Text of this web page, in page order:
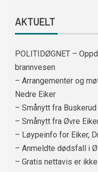
AKTUELT
POLITIDØGNET –
brannvesen
– Arrangementer og
Nedre Eiker
– Smånytt fra
– Smånytt fra Øvre
– Løypeinfo for Eiker,
– Anmeldte dødsfall i
– Gratis nettavis er